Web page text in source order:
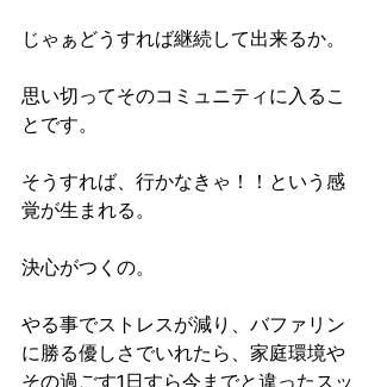
じゃぁどうすれば継続して出来るか。
思い切ってそのコミュニティに入るこ
とです。
そうすれば、行かなきゃ！！という感
覚が生まれる。
決心がつくの。
やる事でストレスが減り、バファリン
に勝る優しさでいれたら、家庭環境や
その過ごす1日すら今までと違ったスッ